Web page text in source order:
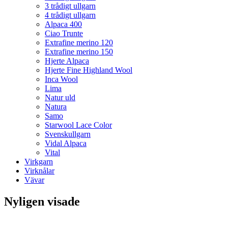
3 trådigt ullgarn
4 trådigt ullgarn
Alpaca 400
Ciao Trunte
Extrafine merino 120
Extrafine merino 150
Hjerte Alpaca
Hjerte Fine Highland Wool
Inca Wool
Lima
Natur uld
Natura
Samo
Starwool Lace Color
Svenskullgarn
Vidal Alpaca
Vital
Virkgarn
Virknålar
Vävar
Nyligen visade